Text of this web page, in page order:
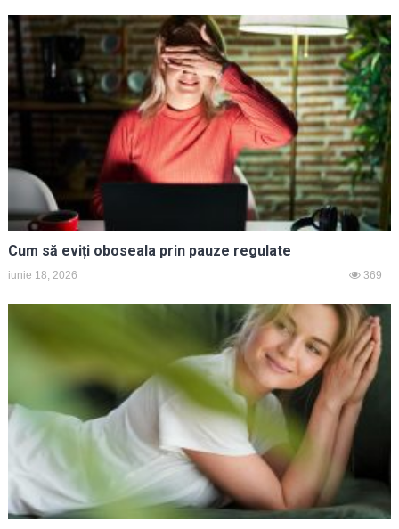
Cum să eviți oboseala prin pauze regulate
iunie 18, 2026 369